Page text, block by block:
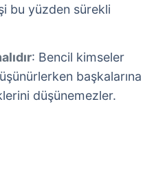
bu yüzden sürekli
: Bencil kimseler
başkalarına
düşünemezler.